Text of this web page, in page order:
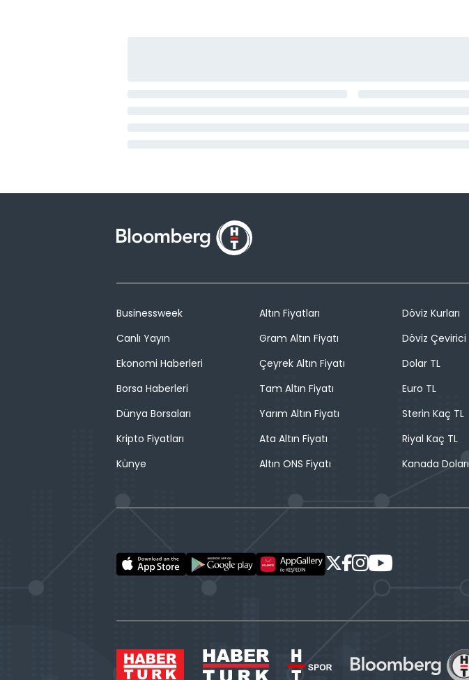
Businessweek
Canlı Yayın
Ekonomi Haberleri
Borsa Haberleri
Dünya Borsaları
Kripto Fiyatları
Künye
Altın Fiyatları
Gram Altın Fiyatı
Çeyrek Altın Fiyatı
Tam Altın Fiyatı
Yarım Altın Fiyatı
Ata Altın Fiyatı
Altın ONS Fiyatı
Döviz Kurları
Döviz Çevirici
Dolar TL
Euro TL
Sterin Kaç TL
Riyal Kaç TL
Kanada Doları